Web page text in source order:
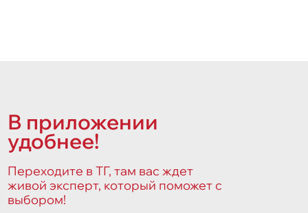
В приложении
удобнее!
Переходите в ТГ, там вас ждет
живой эксперт, который поможет с
выбором!